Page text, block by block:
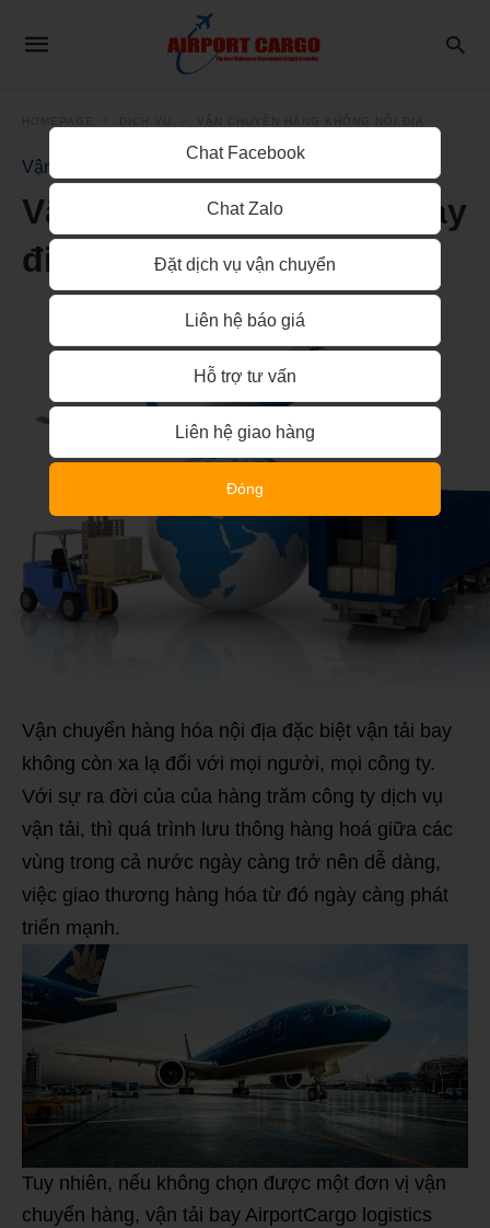
Vận Chuyển Hàng Không Nội Địa
Vận chuyển bằng máy bay
đi Sài Gòn
Vận chuyển hàng hóa nội địa đặc biệt vận tải bay
không còn xa lạ đối với mọi người, mọi công ty.
Với sự ra đời của của hàng trăm công ty dịch vụ
vận tải, thì quá trình lưu thông hàng hoá giữa các
vùng trong cả nước ngày càng trở nên dễ dàng,
việc giao thương hàng hóa từ đó ngày càng phát
triển mạnh.
Tuy nhiên, nếu không chọn được một đơn vị vận
chuyển hàng, vận tải bay AirportCargo logistics
Chat Facebook
Chat Zalo
Đặt dịch vụ vận chuyển
Liên hệ báo giá
Hỗ trợ tư vấn
Liên hệ giao hàng
Đóng